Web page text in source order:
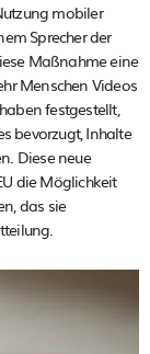
mobiler
Sprecher der
Maßnahme eine
Menschen Videos
festgestellt,
bevorzugt, Inhalte
Diese neue
die Möglichkeit
das sie